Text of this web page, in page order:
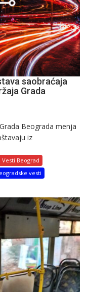
saobraćaja
Grada
Beograda menja
iz
Vesti Beograd
vesti